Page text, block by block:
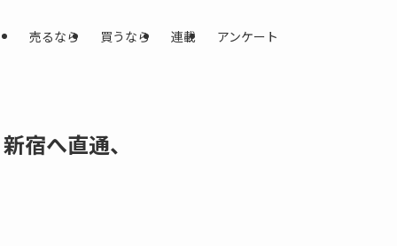
売るなら 買うなら 連載 アンケート
宿へ直通、